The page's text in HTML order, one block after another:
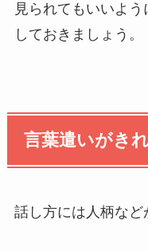
見られてもいいよ
しておきましょう。
言葉遣いがき
話し方には人柄など